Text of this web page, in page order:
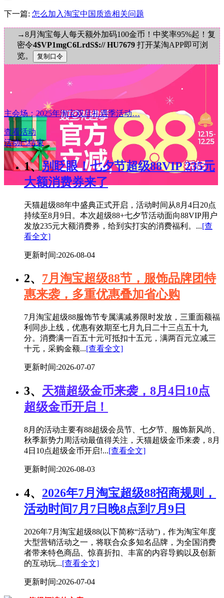
下一篇: 怎么加入淘宝中国质造相关问题
→8月淘宝每人每天额外加码100金币！中奖率95%起！复
密令4$VP1mgC6LrdS$:// HU7679 打开某淘APP即可浏
览。
主会场：2025年淘宝双旦礼遇季活动…
查看活动
活动已结束
1、 别眨眼！七夕节超级88VIP 235元
大额消费券来了
天猫超级88年中盛典正式开启，活动时间从8月4日20点
持续至8月9日。本次超级88+七夕节活动面向88VIP用户
发放235元大额消费券，给到实打实的消费福利。...[查
看全文]
更新时间:2026-08-04
2、 7月淘宝超级88节，服饰品牌团特
惠来袭，多重优惠叠加省心购
7月淘宝超级88服饰节专属满减券限时发放，三重面额福
利同步上线，优惠有效期至七月九日二十三点五十九
分。消费满一百五十元可抵扣十五元，满两百元立减三
十元，采购金额...[查看全文]
更新时间:2026-07-07
3、 天猫超级金币来袭，8月4日10点
超级金币开启！
8月的活动主要有88超级会员节、七夕节、服饰新风尚、
秋季新势力周活动最值得关注，天猫超级金币来袭，8月
4日10点超级金币开启!...[查看全文]
更新时间:2026-08-03
4、 2026年7月淘宝超级88招商规则，
活动时间7月7日晚8点到7月9日
2026年7月淘宝超级88(以下简称“活动”)，作为淘宝年度
大型营销活动之一，将联合众多知名品牌，为全国消费
者带来特色商品、惊喜折扣、丰富的内容导购以及创新
的互动玩...[查看全文]
更新时间:2026-07-04